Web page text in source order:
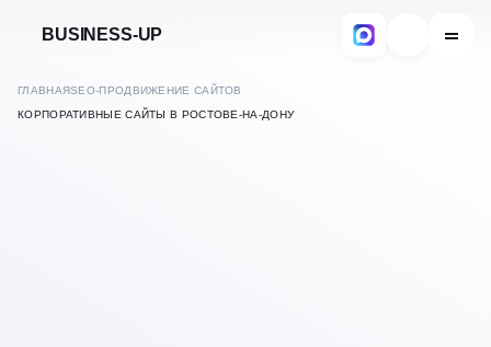
BUSINESS-UP
ГЛАВНАЯSEO-ПРОДВИЖЕНИЕ САЙТОВ
КОРПОРАТИВНЫЕ САЙТЫ В РОСТОВЕ-НА-ДОНУ